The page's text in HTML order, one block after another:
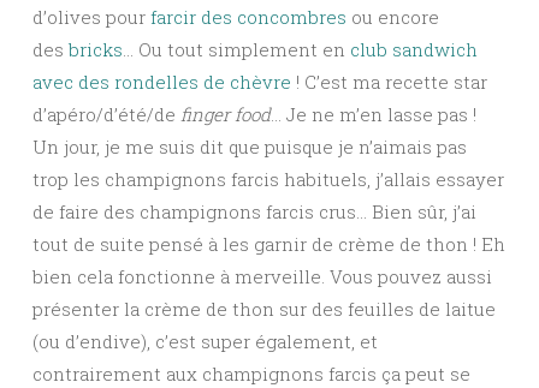
d’olives pour farcir des concombres ou encore
des bricks… Ou tout simplement en club sandwich
avec des rondelles de chèvre ! C’est ma recette star
d’apéro/d’été/de finger food… Je ne m’en lasse pas !
Un jour, je me suis dit que puisque je n’aimais pas
trop les champignons farcis habituels, j’allais essayer
de faire des champignons farcis crus… Bien sûr, j’ai
tout de suite pensé à les garnir de crème de thon ! Eh
bien cela fonctionne à merveille. Vous pouvez aussi
présenter la crème de thon sur des feuilles de laitue
(ou d’endive), c’est super également, et
contrairement aux champignons farcis ça peut se